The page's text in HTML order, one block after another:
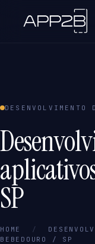
SP
HOME /
BEBEDOURO / SP